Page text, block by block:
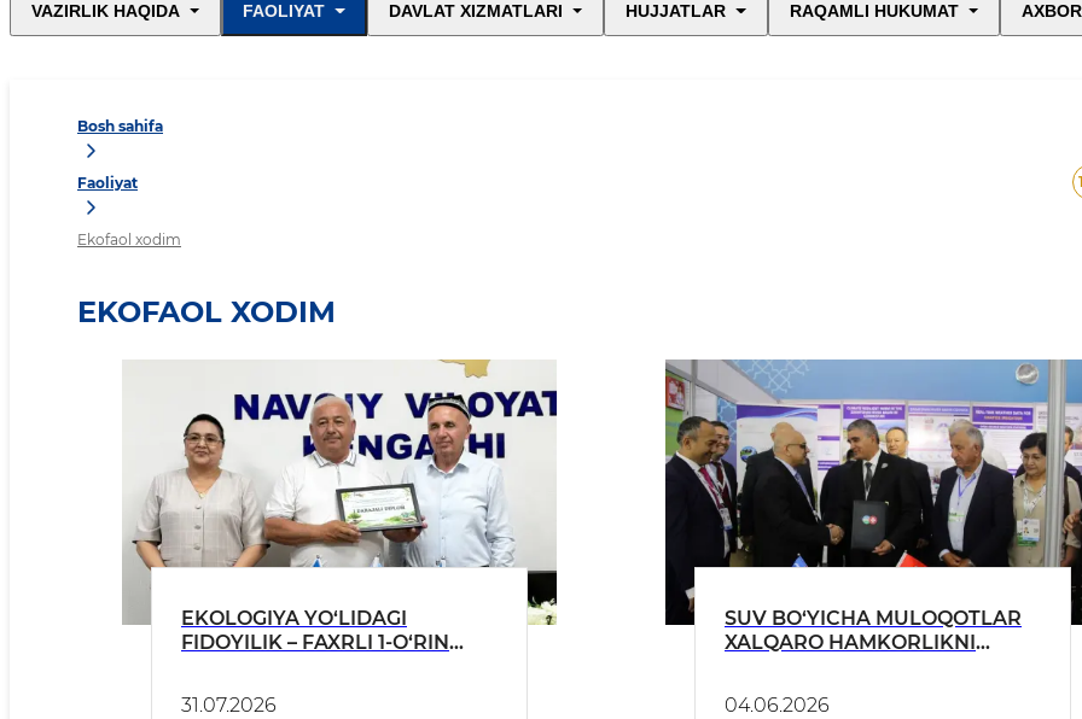
VAZIRLIK HAQIDA FAOLIYAT DAVLAT XIZMATLARI HUJJATLAR RAQAMLI HUKUMAT
Bosh sahifa
Faoliyat
Ekofaol xodim
EKOFAOL XODIM
EKOLOGIYA YO‘LIDAGI
FIDOYILIK – FAXRLI 1-O‘RIN
31.07.2026
SUV BO‘YICHA MULOQOTLAR
XALQARO HAMKORLIKNI
04.06.2026